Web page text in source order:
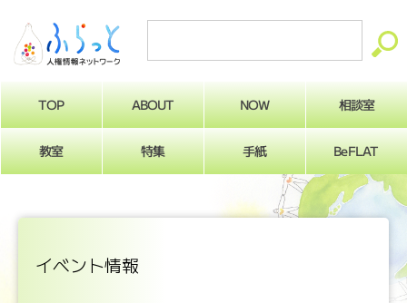
TOP ABOUT NOW 相談室
教室 特集 手紙 BeFLAT
イベント情報